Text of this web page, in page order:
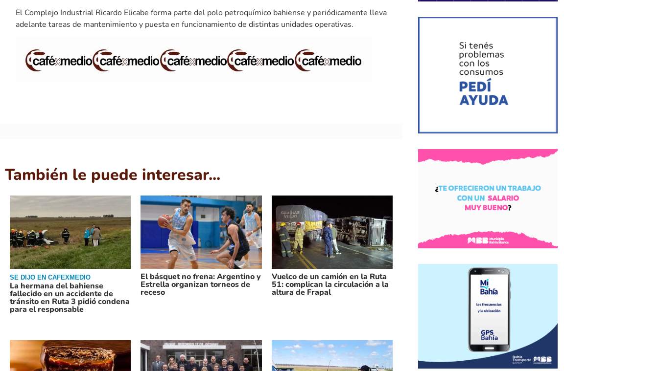
El Complejo Industrial Ricardo Elicabe forma parte del polo petroquímico bahiense y periódicamente lleva
adelante tareas de mantenimiento y puesta en funcionamiento de distintas unidades operativas.
También le puede interesar...
SE DIJO EN CAFEXMEDIO
La hermana del bahiense
fallecido en un accidente de
tránsito en Ruta 3 pidió condena
para el responsable
El básquet no frena: Argentino y
Estrella organizan torneos de
receso
Vuelco de un camión en la Ruta
51: complican la circulación a la
altura de Frapal